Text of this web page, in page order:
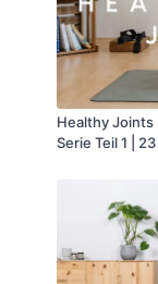
Healthy
Serie Teil 1 |